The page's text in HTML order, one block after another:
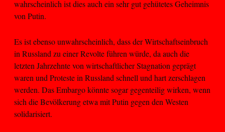
wahrscheinlich ist dies auch ein sehr gut gehütetes Geheimnis
von Putin.
Es ist ebenso unwahrscheinlich, dass der Wirtschaftseinbruch
in Russland zu einer Revolte führen würde, da auch die
letzten Jahrzehnte von wirtschaftlicher Stagnation geprägt
waren und Proteste in Russland schnell und hart zerschlagen
werden. Das Embargo könnte sogar gegenteilig wirken, wenn
sich die Bevölkerung etwa mit Putin gegen den Westen
solidarisiert.